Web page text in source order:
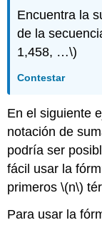
Encuentra la
de la
1,458, …\)
Contestar
En el siguiente
notación de
podría ser
fácil usar la
primeros\(n\)
Para usar la